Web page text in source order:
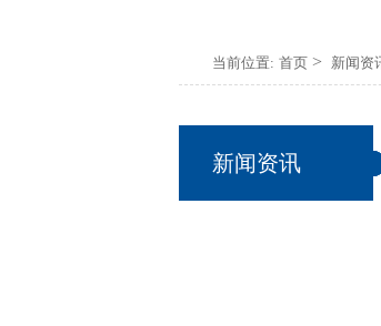
当前位置: 首页 > 新闻资
新闻资讯